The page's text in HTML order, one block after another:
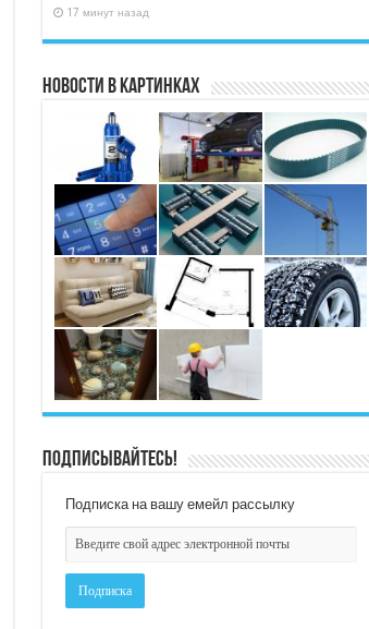
17 минут назад
Новости в картинках
Подписывайтесь!
Подписка на вашу емейл рассылку